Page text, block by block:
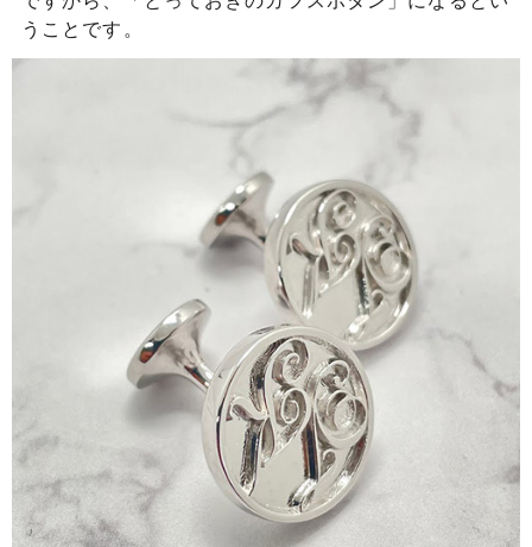
うことです。